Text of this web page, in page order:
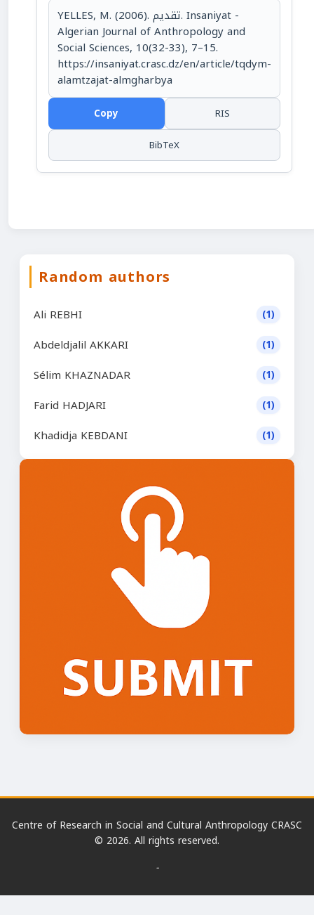
YELLES, M. (2006). تقديم. Insaniyat -
Algerian Journal of Anthropology and
Social Sciences, 10(32-33), 7–15.
https://insaniyat.crasc.dz/en/article/tqdym-
alamtzajat-almgharbya
Copy
RIS
BibTeX
Random authors
Ali REBHI (1)
Abdeldjalil AKKARI (1)
Sélim KHAZNADAR (1)
Farid HADJARI (1)
Khadidja KEBDANI (1)
Centre of Research in Social and Cultural Anthropology CRASC
© 2026. All rights reserved.
-